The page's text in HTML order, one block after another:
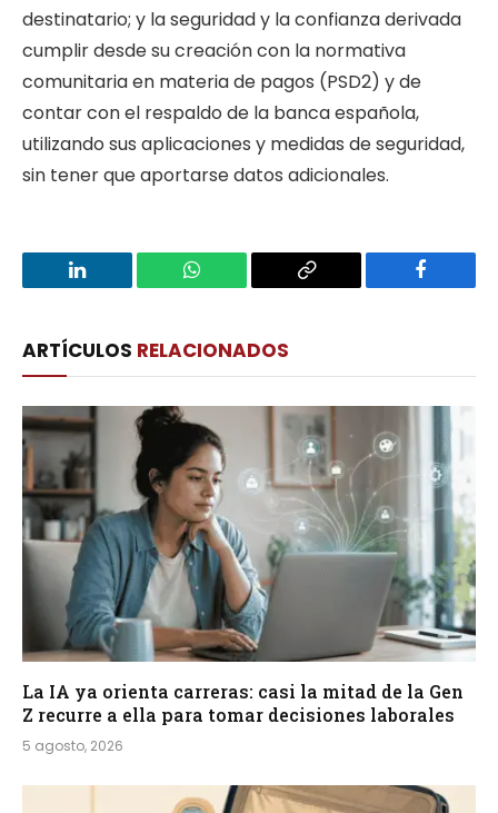
destinatario; y la seguridad y la confianza derivada
cumplir desde su creación con la normativa
comunitaria en materia de pagos (PSD2) y de
contar con el respaldo de la banca española,
utilizando sus aplicaciones y medidas de seguridad,
sin tener que aportarse datos adicionales.
LinkedIn WhatsApp
Copy
Facebook
ARTÍCULOS RELACIONADOS
La IA ya orienta carreras: casi la mitad de la Gen
Z recurre a ella para tomar decisiones laborales
5 agosto, 2026